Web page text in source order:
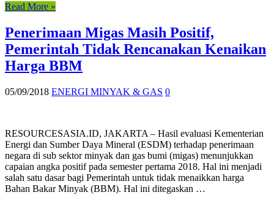
Read More »
Penerimaan Migas Masih Positif,
Pemerintah Tidak Rencanakan Kenaikan
Harga BBM
05/09/2018 ENERGI MINYAK & GAS 0
RESOURCESASIA.ID, JAKARTA – Hasil evaluasi Kementerian
Energi dan Sumber Daya Mineral (ESDM) terhadap penerimaan
negara di sub sektor minyak dan gas bumi (migas) menunjukkan
capaian angka positif pada semester pertama 2018. Hal ini menjadi
salah satu dasar bagi Pemerintah untuk tidak menaikkan harga
Bahan Bakar Minyak (BBM). Hal ini ditegaskan …